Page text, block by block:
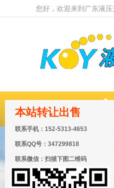
您好，欢迎来到广东液压
网
本站转让出售
联系手机：152-5313-4653
联系QQ号：347299818
联系微信：扫描下图二维码